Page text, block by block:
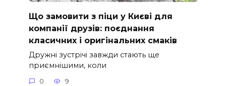
Що замовити з піци у Києві для
компанії друзів: поєднання
класичних і оригінальних смаків
Дружні зустрічі завжди стають ще
приємнішими, коли
0 9